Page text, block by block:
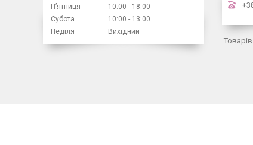
Пʼятниця
10:00
18:00
Субота
10:00
13:00
Неділя
Вихідний